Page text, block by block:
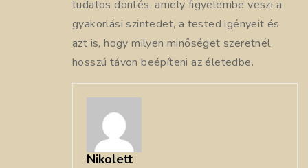
tudatos döntés, amely figyelembe veszi a
gyakorlási szintedet, a tested igényeit és
azt is, hogy milyen minőséget szeretnél
hosszú távon beépíteni az életedbe.
Nikolett